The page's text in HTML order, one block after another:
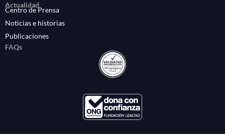
Actualidad
Centro de Prensa
Noticias e historias
Publicaciones
FAQs